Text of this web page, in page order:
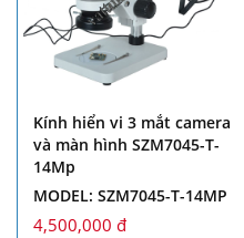
Kính hiển vi 3 mắt camera
và màn hình SZM7045-T-
14Mp
MODEL: SZM7045-T-14MP
4,500,000 đ